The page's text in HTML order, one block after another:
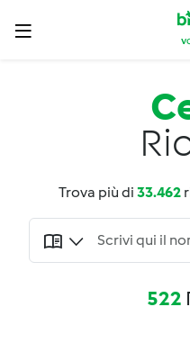
Trova più di 33.462
522